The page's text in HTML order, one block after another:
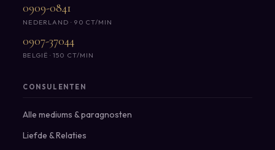
0909-0841
NEDERLAND · 90 CT/MIN
0907-37044
BELGIË · 150 CT/MIN
CONSULENTEN
Alle mediums & paragnosten
Liefde & Relaties